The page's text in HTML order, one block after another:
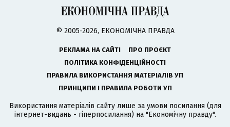
© 2005-2026, ЕКОНОМІЧНА ПРАВДА
РЕКЛАМА НА САЙТІ
ПРО ПРОЄКТ
ПОЛІТИКА КОНФІДЕНЦІЙНОСТІ
ПРАВИЛА ВИКОРИСТАННЯ МАТЕРІАЛІВ УП
ПРИНЦИПИ І ПРАВИЛА РОБОТИ УП
Використання матеріалів сайту лише за умови посилання (для
інтернет-видань - гіперпосилання) на "Економічну правду".